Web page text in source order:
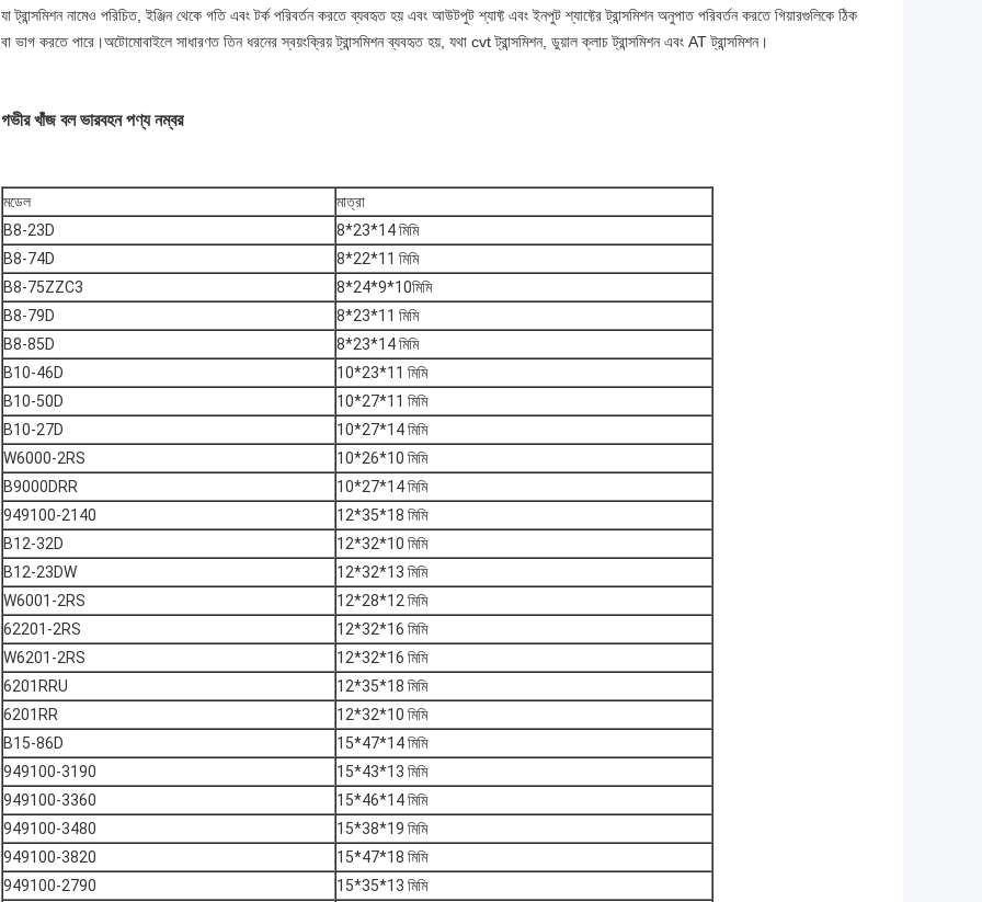
যা ট্রান্সমিশন নামেও পরিচিত, ইঞ্জিন থেকে গতি এবং টর্ক পরিবর্তন করতে ব্যবহৃত হয় এবং আউটপুট শ্যাফ্ট এবং ইনপুট শ্যাফ্টের ট্রান্সমিশন অনুপাত পরিবর্তন করতে গিয়ারগুলিকে ঠিক
বা ভাগ করতে পারে।অটোমোবাইলে সাধারণত তিন ধরনের স্বয়ংক্রিয় ট্রান্সমিশন ব্যবহৃত হয়, যথা cvt ট্রান্সমিশন, ডুয়াল ক্লাচ ট্রান্সমিশন এবং AT ট্রান্সমিশন।
গভীর খাঁজ বল ভারবহন পণ্য নম্বর
মডেল
মাত্রা
B8-23D
8*23*14 মিমি
B8-74D
8*22*11 মিমি
B8-75ZZC3
8*24*9*10মিমি
B8-79D
8*23*11 মিমি
B8-85D
8*23*14 মিমি
B10-46D
10*23*11 মিমি
B10-50D
10*27*11 মিমি
B10-27D
10*27*14 মিমি
W6000-2RS
10*26*10 মিমি
B9000DRR
10*27*14 মিমি
949100-2140
12*35*18 মিমি
B12-32D
12*32*10 মিমি
B12-23DW
12*32*13 মিমি
W6001-2RS
12*28*12 মিমি
62201-2RS
12*32*16 মিমি
W6201-2RS
12*32*16 মিমি
6201RRU
12*35*18 মিমি
6201RR
12*32*10 মিমি
B15-86D
15*47*14 মিমি
949100-3190
15*43*13 মিমি
949100-3360
15*46*14 মিমি
949100-3480
15*38*19 মিমি
949100-3820
15*47*18 মিমি
949100-2790
15*35*13 মিমি